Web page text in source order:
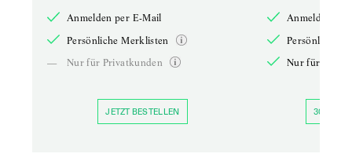
Anmelden per E-Mail
Persönliche Merklisten
—
Nur für Privatkunden
JETZT BESTELLEN
Anmelden
Persönliche
Nur für
30 TAGE